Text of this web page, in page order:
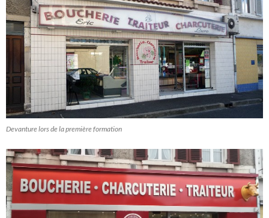
Devanture lors de la première formation